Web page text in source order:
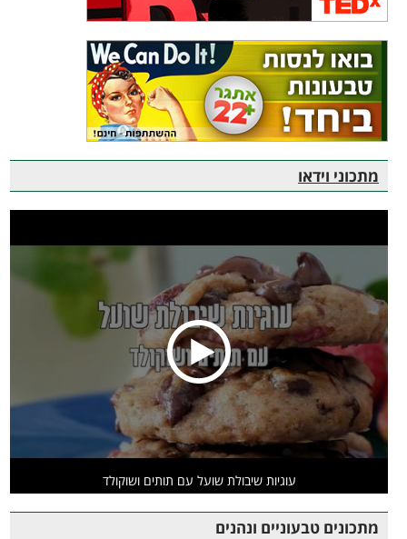
מתכוני וידאו
עוגיות שיבולת שועל עם תותים ושוקולד
מתכונים טבעוניים ונהנים